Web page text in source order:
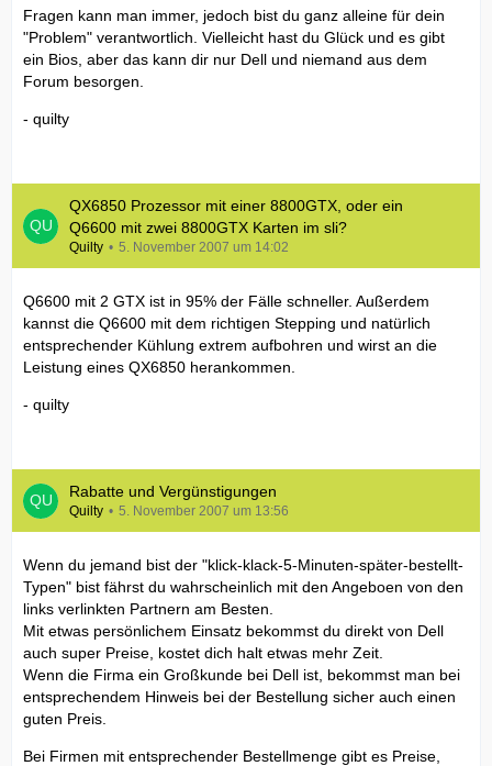
Fragen kann man immer, jedoch bist du ganz alleine für dein
"Problem" verantwortlich. Vielleicht hast du Glück und es gibt
ein Bios, aber das kann dir nur Dell und niemand aus dem
Forum besorgen.
- quilty
QX6850 Prozessor mit einer 8800GTX, oder ein
Q6600 mit zwei 8800GTX Karten im sli?
Quilty 5. November 2007 um 14:02
Q6600 mit 2 GTX ist in 95% der Fälle schneller. Außerdem
kannst die Q6600 mit dem richtigen Stepping und natürlich
entsprechender Kühlung extrem aufbohren und wirst an die
Leistung eines QX6850 herankommen.
- quilty
Rabatte und Vergünstigungen
Quilty 5. November 2007 um 13:56
Wenn du jemand bist der "klick-klack-5-Minuten-später-bestellt-
Typen" bist fährst du wahrscheinlich mit den Angeboen von den
links verlinkten Partnern am Besten.
Mit etwas persönlichem Einsatz bekommst du direkt von Dell
auch super Preise, kostet dich halt etwas mehr Zeit.
Wenn die Firma ein Großkunde bei Dell ist, bekommst man bei
entsprechendem Hinweis bei der Bestellung sicher auch einen
guten Preis.
Bei Firmen mit entsprechender Bestellmenge gibt es Preise,